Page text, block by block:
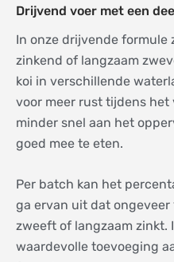
Drijvend voer met een
In onze drijvende formule
zinkend of langzaam
koi in verschillende
voor meer rust tijdens het
minder snel aan het
goed mee te eten.
Per batch kan het
ga ervan uit dat ongeveer
zweeft of langzaam zinkt.
waardevolle toevoeging